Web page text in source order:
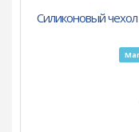
Силиконовый